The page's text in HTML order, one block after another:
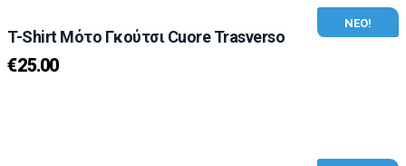
ΝΕΟ!
T-Shirt Μότο Γκούτσι Cuore Trasverso
€25.00